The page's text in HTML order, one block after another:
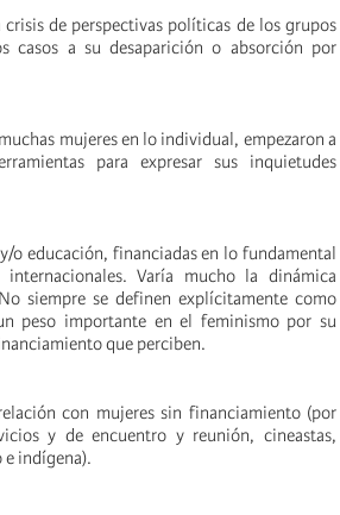
de perspectivas políticas de los grupos
casos a su desaparición o absorción por
mujeres en lo individual, empezaron a
para expresar sus inquietudes
o educación, financiadas en lo fundamental
Varía mucho la dinámica
siempre se definen explícitamente como
peso importante en el feminismo por su
que perciben.
con mujeres sin financiamiento (por
y de encuentro y reunión, cineastas,
indígena).